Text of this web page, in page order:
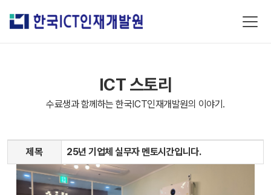
ICT 스토리
수료생과 함께하는 한국ICT인재개발원의 이야기.
제목 25년 기업체 실무자 멘토시간입니다.